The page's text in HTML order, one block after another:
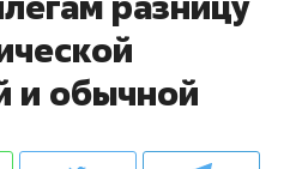
и обычной